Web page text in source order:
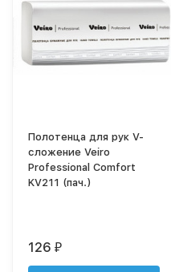
Полотенца для рук V-
сложение Veiro
Professional Comfort
KV211 (пач.)
126₽